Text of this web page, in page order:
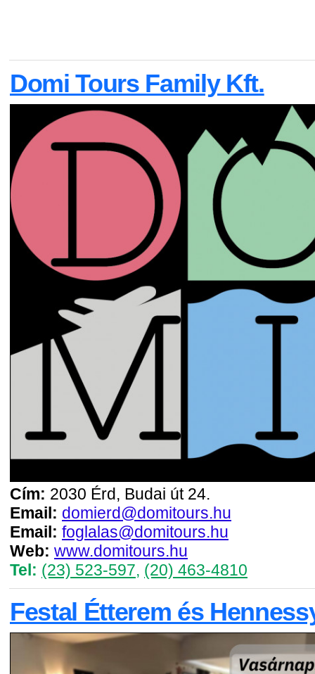
Domi Tours Family Kft.
Cím: 2030 Érd, Budai út 24.
Email: domierd@domitours.hu
Email: foglalas@domitours.hu
Web: www.domitours.hu
Tel: (23) 523-597, (20) 463-4810
Festal Étterem és